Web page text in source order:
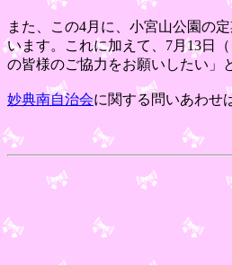
また、この4月に、小宮山公園の
います。これに加えて、7月13日
の皆様のご協力をお願いしたい」
妙典南自治会に関する問いあわせ